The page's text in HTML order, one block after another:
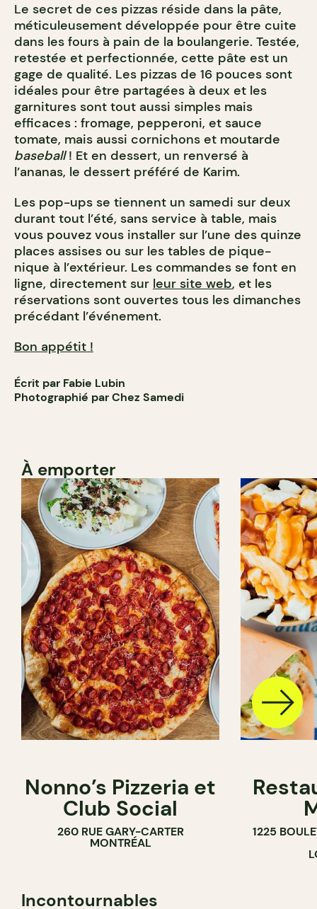
Le secret de ces pizzas réside dans la pâte,
méticuleusement développée pour être cuite
dans les fours à pain de la boulangerie. Testée,
retestée et perfectionnée, cette pâte est un
gage de qualité. Les pizzas de 16 pouces sont
idéales pour être partagées à deux et les
garnitures sont tout aussi simples mais
efficaces : fromage, pepperoni, et sauce
tomate, mais aussi cornichons et moutarde
baseball! Et en dessert, un renversé à
l’ananas, le dessert préféré de Karim.
Les pop-ups se tiennent un samedi sur deux
durant tout l’été, sans service à table, mais
vous pouvez vous installer sur l’une des quinze
places assises ou sur les tables de pique-
nique à l’extérieur. Les commandes se font en
ligne, directement sur leur site web, et les
réservations sont ouvertes tous les dimanches
précédant l’événement.
Bon appétit !
Écrit par Fabie Lubin
Photographié par Chez Samedi
À emporter
Nonno’s Pizzeria et
Club Social
260 RUE GARY-CARTER
MONTRÉAL
1225
Incontournables